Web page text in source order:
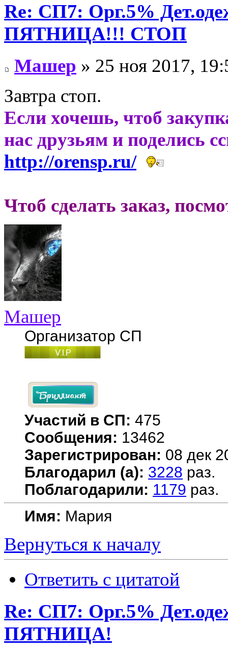
Re: СП7: Орг.5%
ПЯТНИЦА!!! СТОП
Машер » 25 ноя 2017,
Завтра стоп.
Если хочешь, чтоб
нас друзьям и поделись
http://orensp.ru/
Чтоб сделать заказ,
Машер
Организатор СП
Участий в СП: 475
Сообщения: 13462
Зарегистрирован: 08 дек
Благодарил (а): 3228 раз.
Поблагодарили: 1179 раз.
Имя: Мария
Вернуться к началу
Ответить с цитатой
Re: СП7: Орг.5%
ПЯТНИЦА!